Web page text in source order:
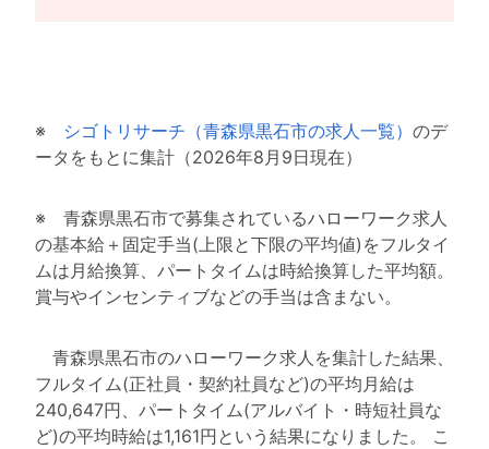
※ シゴトリサーチ（青森県黒石市の求人一覧） のデ
ータをもとに集計（2026年8月9日現在）
※ 青森県黒石市で募集されているハローワーク求人
の基本給＋固定手当(上限と下限の平均値)をフルタイ
ムは月給換算、パートタイムは時給換算した平均額。
賞与やインセンティブなどの手当は含まない。
青森県黒石市のハローワーク求人を集計した結果、
フルタイム(正社員・契約社員など)の平均月給は
240,647円、パートタイム(アルバイト・時短社員な
ど)の平均時給は1,161円という結果になりました。 こ